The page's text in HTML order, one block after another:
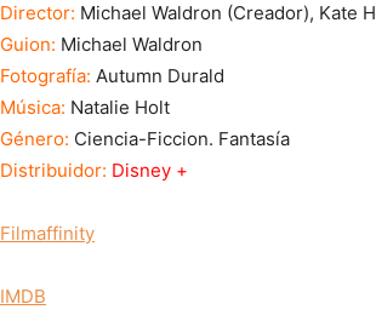
Director: Michael Waldron (Creador), Kate
Guion: Michael Waldron
Fotografía: Autumn Durald
Música: Natalie Holt
Género: Ciencia-Ficcion. Fantasía
Distribuidor: Disney +
Filmaffinity
IMDB